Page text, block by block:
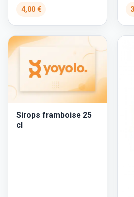
4,00 €
Sirops framboise 25
cl